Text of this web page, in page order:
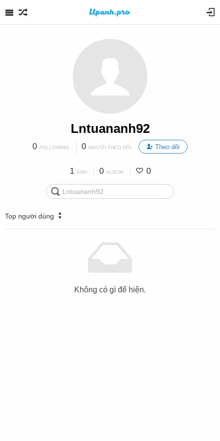
Lntuananh92
0 FOLLOWING 0 NGƯỜI THEO DÕI Theo dõi
1 ẢNH 0 ALBUM 0
Top người dùng
Không có gì để hiện.